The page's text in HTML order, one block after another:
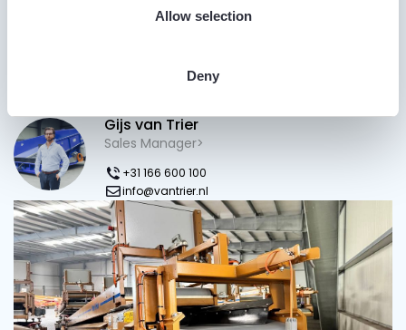
Allow selection
Deny
Gijs van Trier
Sales Manager>
+31 166 600 100
info@vantrier.nl